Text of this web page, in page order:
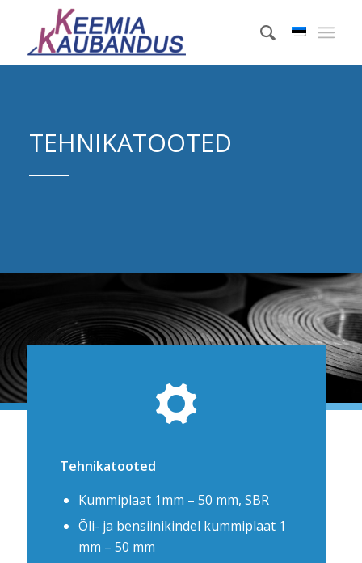
TEHNIKATOOTED
Tehnikatooted
Kummiplaat 1mm – 50 mm, SBR
Õli- ja bensiinikindel kummiplaat 1
mm – 50 mm